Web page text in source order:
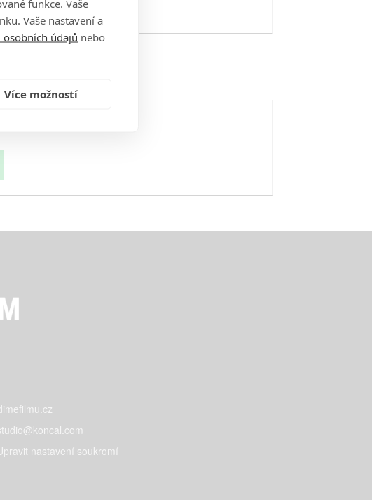
0
nastavení soukromí
funkce. Vaše
Vaše nastavení a
údajů nebo
Více možností